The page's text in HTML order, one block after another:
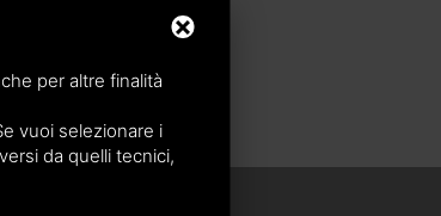
per altre finalità
vuoi selezionare i
da quelli tecnici,